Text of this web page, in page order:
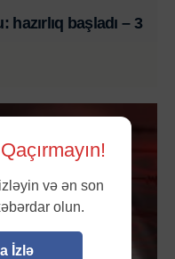
başladı – 3
və ən son
olun.
İzlə